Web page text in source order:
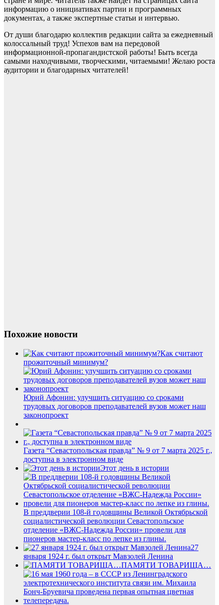
информацию о инициативах партии и программных
документах, а также экспертные статьи и интервью.
От души благодарю коллектив редакции сайта за ежедневный
колоссальный труд! Успехов вам на передовой
информационной-пропагандистской работы! Быть всегда
самыми находчивыми, творческими, читаемыми! Желаю роста
аудитории и благодарных читателей!
Похожие новости
Как считают
прожиточный минимум?
Юрий Афонин: улучшить ситуацию со сроками
трудовых договоров преподавателей вузов может наш
законопроект
Газета “Севастопольская правда” № 9 от 7 марта 2025 г.,
доступна в электронном виде
Этот день в истории
В преддверии 108-й годовщины Великой Октябрьской
социалистической революции Севастопольское
отделение «ВЖС-Надежда России» провели для
пионеров мастер-класс по лепке из глины.
27
января 1924 г. был открыт Мавзолей Ленина
ПАМЯТИ ТОВАРИЩА…